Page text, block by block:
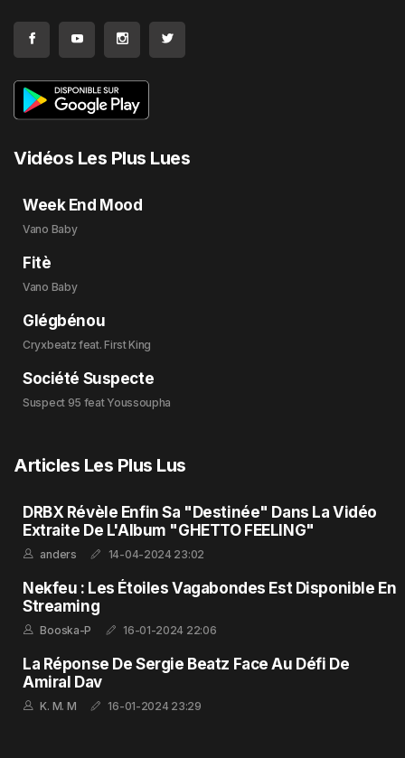
Vidéos Les Plus Lues
Week End Mood
Vano Baby
Fitè
Vano Baby
Glégbénou
Cryxbeatz feat. First King
Société Suspecte
Suspect 95 feat Youssoupha
Articles Les Plus Lus
DRBX Révèle Enfin Sa "Destinée" Dans La Vidéo
Extraite De L'Album "GHETTO FEELING"
anders 14-04-2024 23:02
Nekfeu : Les Étoiles Vagabondes Est Disponible En
Streaming
Booska-P 16-01-2024 22:06
La Réponse De Sergie Beatz Face Au Défi De
Amiral Dav
K. M. M 16-01-2024 23:29